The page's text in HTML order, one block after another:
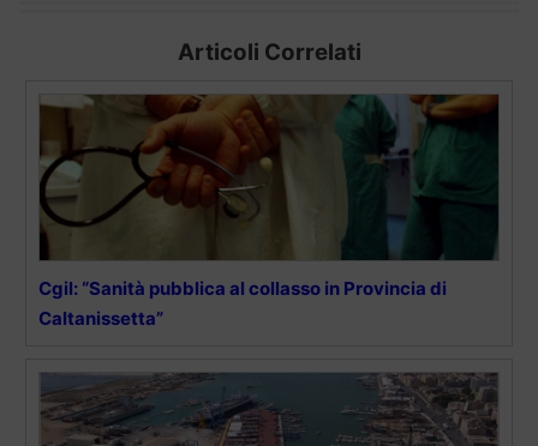
Articoli Correlati
Cgil: “Sanità pubblica al collasso in Provincia di
Caltanissetta”